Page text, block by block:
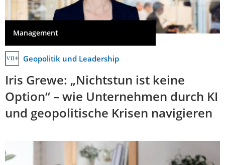
Management
Geopolitik und Leadership
Iris Grewe: „Nichtstun ist keine
Option“ – wie Unternehmen durch KI
und geopolitische Krisen navigieren